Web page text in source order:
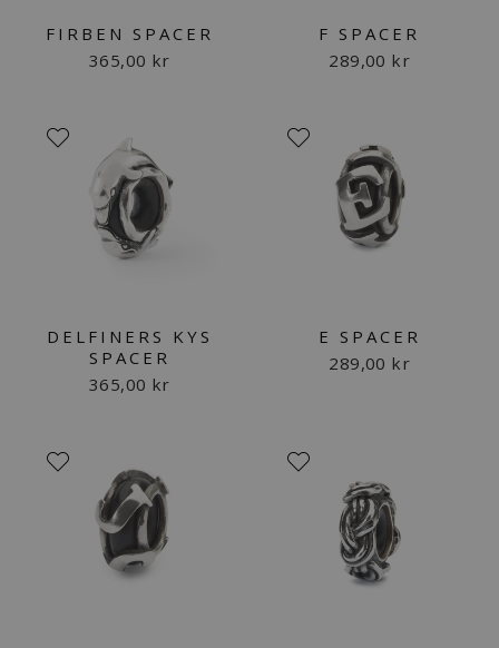
FIRBEN SPACER
365,00 kr
F SPACER
289,00 kr
DELFINERS KYS
SPACER
365,00 kr
E SPACER
289,00 kr